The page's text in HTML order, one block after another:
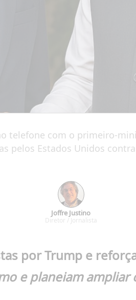
telefone com o primeiro-
pelos Estados Unidos
Joffre Justino
Diretor / Jornalista
por Trump e
e planeiam